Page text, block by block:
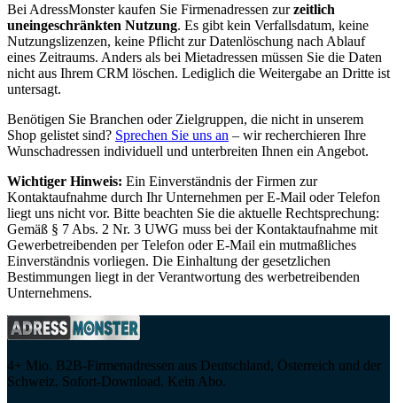
Bei AdressMonster kaufen Sie Firmenadressen zur zeitlich
uneingeschränkten Nutzung. Es gibt kein Verfallsdatum, keine
Nutzungslizenzen, keine Pflicht zur Datenlöschung nach Ablauf
eines Zeitraums. Anders als bei Mietadressen müssen Sie die Daten
nicht aus Ihrem CRM löschen. Lediglich die Weitergabe an Dritte ist
untersagt.
Benötigen Sie Branchen oder Zielgruppen, die nicht in unserem
Shop gelistet sind? Sprechen Sie uns an – wir recherchieren Ihre
Wunschadressen individuell und unterbreiten Ihnen ein Angebot.
Wichtiger Hinweis: Ein Einverständnis der Firmen zur
Kontaktaufnahme durch Ihr Unternehmen per E-Mail oder Telefon
liegt uns nicht vor. Bitte beachten Sie die aktuelle Rechtsprechung:
Gemäß § 7 Abs. 2 Nr. 3 UWG muss bei der Kontaktaufnahme mit
Gewerbetreibenden per Telefon oder E-Mail ein mutmaßliches
Einverständnis vorliegen. Die Einhaltung der gesetzlichen
Bestimmungen liegt in der Verantwortung des werbetreibenden
Unternehmens.
4+ Mio. B2B-Firmenadressen aus Deutschland, Österreich und der
Schweiz. Sofort-Download. Kein Abo.